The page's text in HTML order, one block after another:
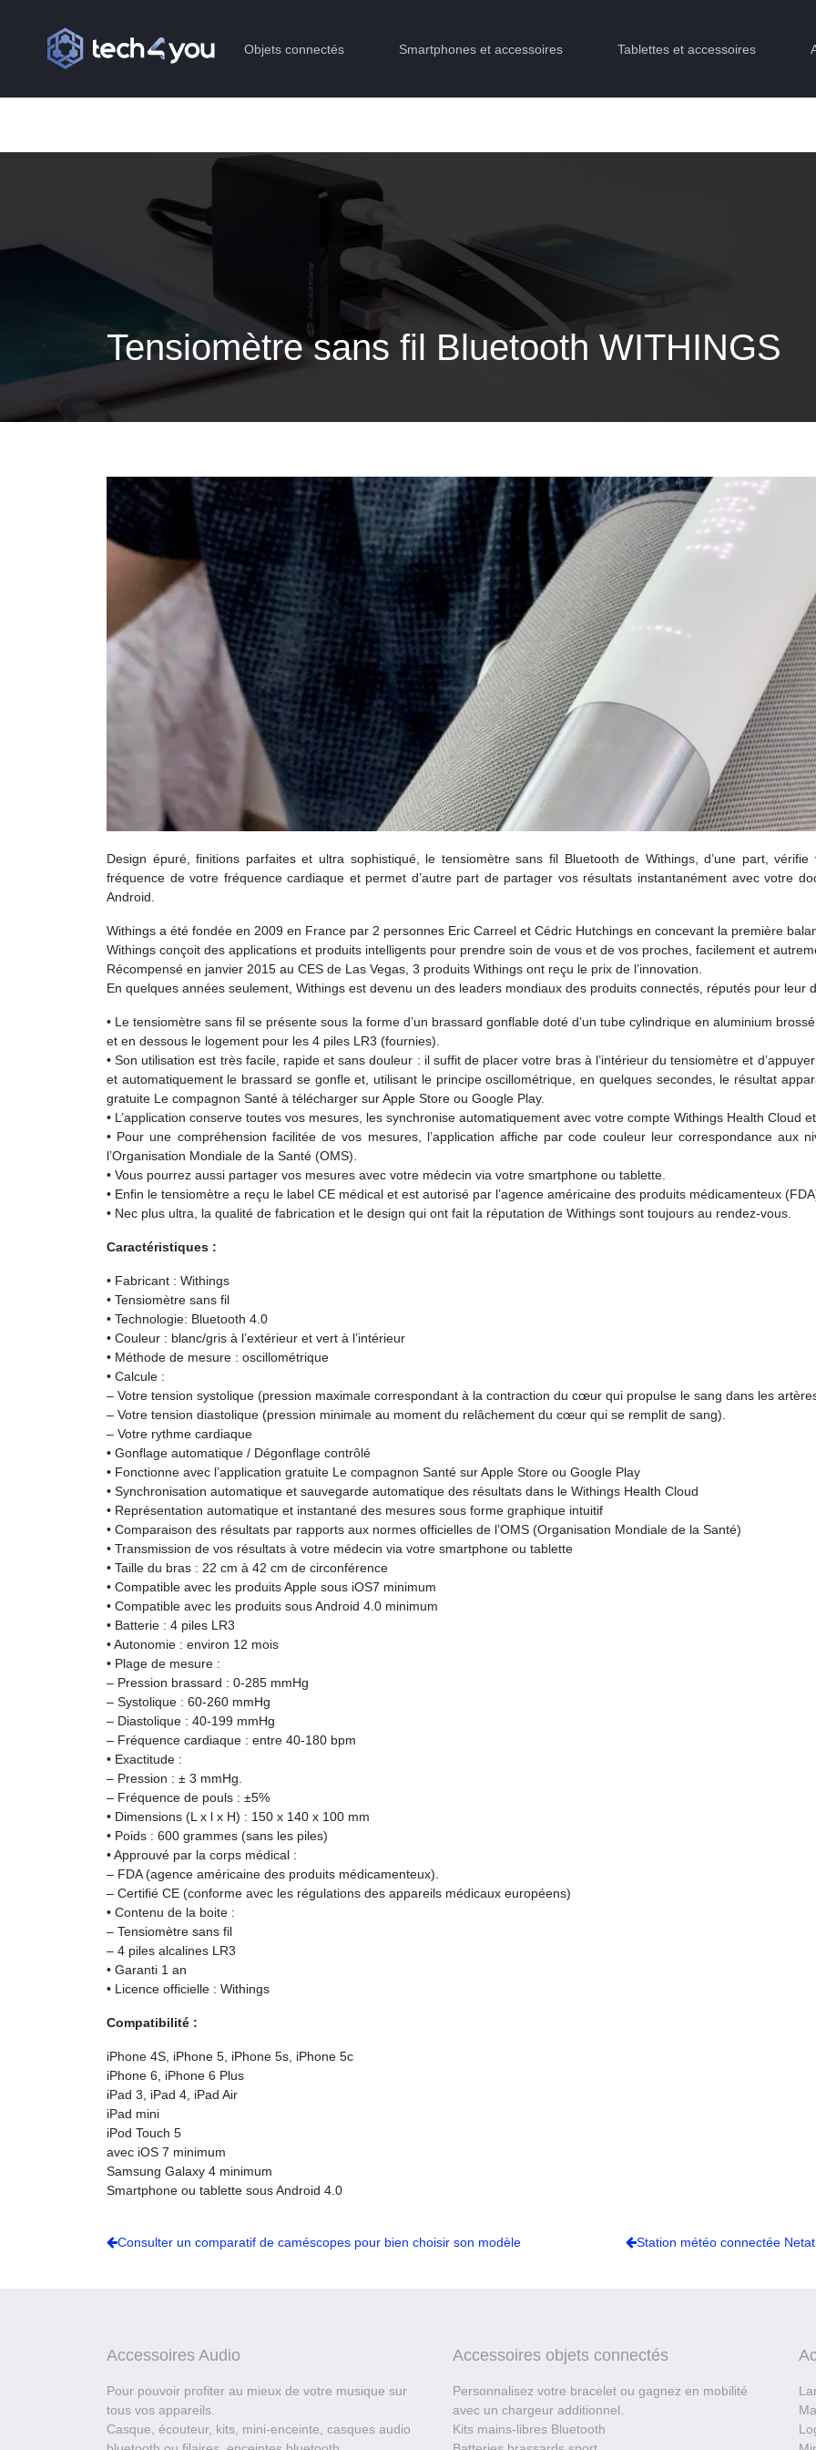
Objets connectés Smartphones et accessoires Tablettes et accessoires
Tensiomètre sans fil Bluetooth WITHINGS
Design épuré, finitions parfaites et ultra sophistiqué, le tensiomètre sans fil Bluetooth de Withings, d’une part,
fréquence de votre fréquence cardiaque et permet d’autre part de partager vos résultats instantanément avec votre
Android.
Withings a été fondée en 2009 en France par 2 personnes Eric Carreel et Cédric Hutchings en concevant la première
Withings conçoit des applications et produits intelligents pour prendre soin de vous et de vos proches, facilement et
Récompensé en janvier 2015 au CES de Las Vegas, 3 produits Withings ont reçu le prix de l’innovation.
En quelques années seulement, Withings est devenu un des leaders mondiaux des produits connectés, réputés pour
• Le tensiomètre sans fil se présente sous la forme d’un brassard gonflable doté d’un tube cylindrique en aluminium
et en dessous le logement pour les 4 piles LR3 (fournies).
• Son utilisation est très facile, rapide et sans douleur : il suffit de placer votre bras à l’intérieur du tensiomètre et
et automatiquement le brassard se gonfle et, utilisant le principe oscillométrique, en quelques secondes, le résultat
gratuite Le compagnon Santé à télécharger sur Apple Store ou Google Play.
• L’application conserve toutes vos mesures, les synchronise automatiquement avec votre compte Withings Health Cloud
• Pour une compréhension facilitée de vos mesures, l’application affiche par code couleur leur correspondance aux
l’Organisation Mondiale de la Santé (OMS).
• Vous pourrez aussi partager vos mesures avec votre médecin via votre smartphone ou tablette.
• Enfin le tensiomètre a reçu le label CE médical et est autorisé par l’agence américaine des produits médicamenteux
• Nec plus ultra, la qualité de fabrication et le design qui ont fait la réputation de Withings sont toujours au rendez-vous.
Caractéristiques :
• Fabricant : Withings
• Tensiomètre sans fil
• Technologie: Bluetooth 4.0
• Couleur : blanc/gris à l’extérieur et vert à l’intérieur
• Méthode de mesure : oscillométrique
• Calcule :
– Votre tension systolique (pression maximale correspondant à la contraction du cœur qui propulse le sang dans les
– Votre tension diastolique (pression minimale au moment du relâchement du cœur qui se remplit de sang).
– Votre rythme cardiaque
• Gonflage automatique / Dégonflage contrôlé
• Fonctionne avec l’application gratuite Le compagnon Santé sur Apple Store ou Google Play
• Synchronisation automatique et sauvegarde automatique des résultats dans le Withings Health Cloud
• Représentation automatique et instantané des mesures sous forme graphique intuitif
• Comparaison des résultats par rapports aux normes officielles de l’OMS (Organisation Mondiale de la Santé)
• Transmission de vos résultats à votre médecin via votre smartphone ou tablette
• Taille du bras : 22 cm à 42 cm de circonférence
• Compatible avec les produits Apple sous iOS7 minimum
• Compatible avec les produits sous Android 4.0 minimum
• Batterie : 4 piles LR3
• Autonomie : environ 12 mois
• Plage de mesure :
– Pression brassard : 0-285 mmHg
– Systolique : 60-260 mmHg
– Diastolique : 40-199 mmHg
– Fréquence cardiaque : entre 40-180 bpm
• Exactitude :
– Pression : ± 3 mmHg.
– Fréquence de pouls : ±5%
• Dimensions (L x l x H) : 150 x 140 x 100 mm
• Poids : 600 grammes (sans les piles)
• Approuvé par la corps médical :
– FDA (agence américaine des produits médicamenteux).
– Certifié CE (conforme avec les régulations des appareils médicaux européens)
• Contenu de la boite :
– Tensiomètre sans fil
– 4 piles alcalines LR3
• Garanti 1 an
• Licence officielle : Withings
Compatibilité :
iPhone 4S, iPhone 5, iPhone 5s, iPhone 5c
iPhone 6, iPhone 6 Plus
iPad 3, iPad 4, iPad Air
iPad mini
iPod Touch 5
avec iOS 7 minimum
Samsung Galaxy 4 minimum
Smartphone ou tablette sous Android 4.0
Consulter un comparatif de caméscopes pour bien choisir son modèle Station météo connectée
Accessoires Audio
Pour pouvoir profiter au mieux de votre musique sur
tous vos appareils.
Casque, écouteur, kits, mini-enceinte, casques audio
Accessoires objets connectés
Personnalisez votre bracelet ou gagnez en mobilité
avec un chargeur additionnel.
Kits mains-libres Bluetooth